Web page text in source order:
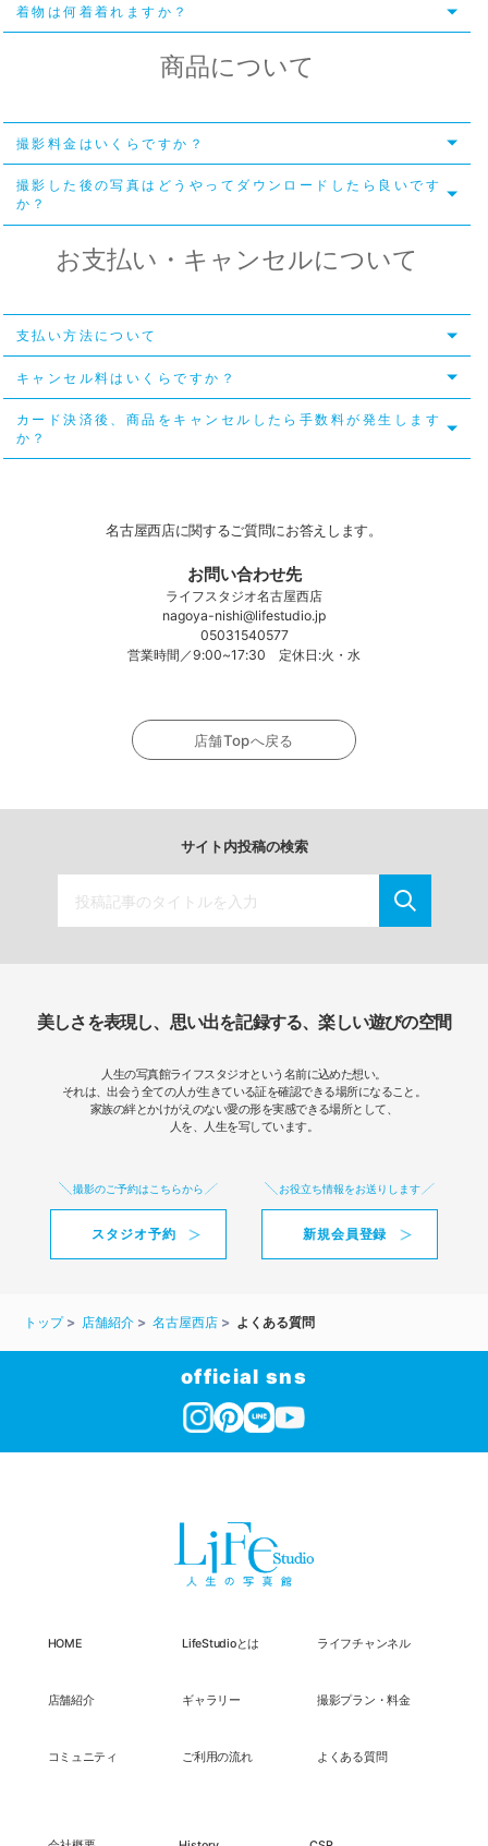
着物は何着着れますか？
商品について
撮影料金はいくらですか？
撮影した後の写真はどうやってダウンロードしたら良いです
か？
お支払い・キャンセルについて
支払い方法について
キャンセル料はいくらですか？
カード決済後、商品をキャンセルしたら手数料が発生します
か？
名古屋西店に関するご質問にお答えします。
お問い合わせ先
ライフスタジオ名古屋西店
nagoya-nishi@lifestudio.jp
05031540577
営業時間／9:00~17:30 定休日:火・水
店舗Topへ戻る
サイト内投稿の検索
美しさを表現し、思い出を記録する、楽しい遊びの空間
人生の写真館ライフスタジオという名前に込めた想い。
それは、出会う全ての人が生きている証を確認できる場所になること。
家族の絆とかけがえのない愛の形を実感できる場所として、
人を、人生を写しています。
撮影のご予約はこちらから
スタジオ予約
お役立ち情報をお送りします
新規会員登録
トップ 店舗紹介 名古屋西店 よくある質問
official sns
HOME LifeStudioとは ライフチャンネル
店舗紹介 ギャラリー 撮影プラン・料金
コミュニティ ご利用の流れ よくある質問